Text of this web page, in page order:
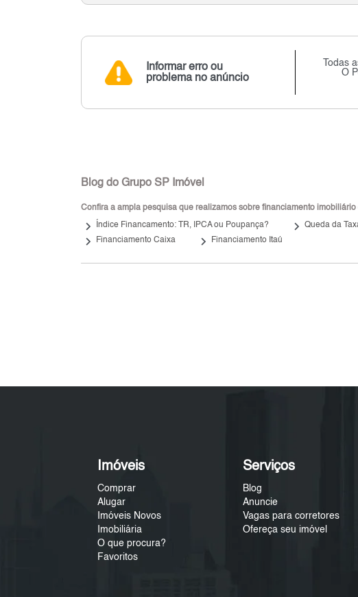
Informar erro ou
problema no anúncio
Todas
O
Blog do Grupo SP Imóvel
Confira a ampla pesquisa que realizamos sobre financiamento
keyboard_arrow_right Índice Financamento: TR, IPCA ou Poupança? keyboard_arrow_right Queda da
keyboard_arrow_right Financiamento Caixa keyboard_arrow_right Financiamento Itaú
Imóveis
Comprar
Alugar
Imóveis Novos
Imobiliária
O que procura?
Favoritos
Serviços
Blog
Anuncie
Vagas para corretores
Ofereça seu imóvel